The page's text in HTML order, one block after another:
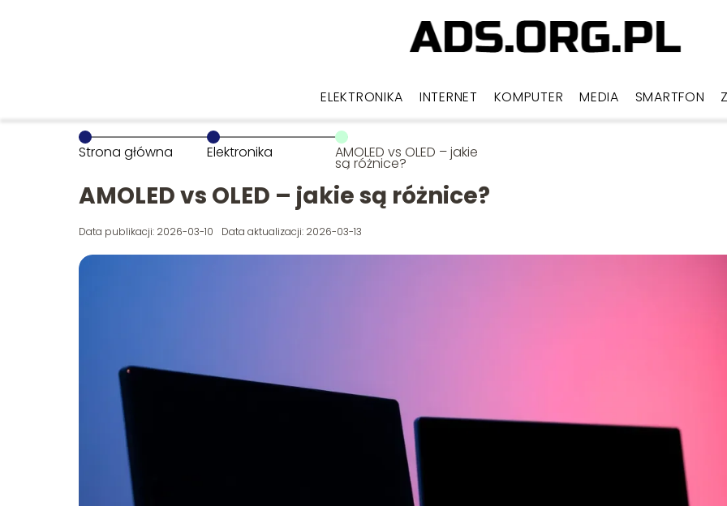
ELEKTRONIKA INTERNET KOMPUTER MEDIA SMARTFON
Strona główna Elektronika AMOLED vs OLED – jakie
są różnice?
AMOLED vs OLED – jakie są różnice?
Data publikacji: 2026-03-10 Data aktualizacji: 2026-03-13